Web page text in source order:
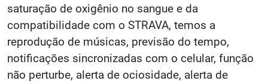
saturação de oxigênio no sangue e da
compatibilidade com o STRAVA, temos a
reprodução de músicas, previsão do tempo,
notificações sincronizadas com o celular, função
não perturbe, alerta de ociosidade, alerta de